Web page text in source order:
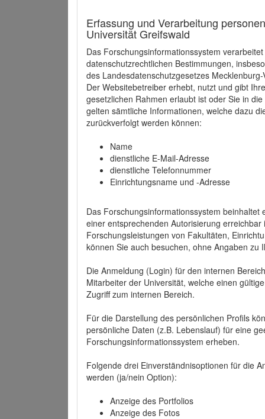
Erfassung und Verarbeitung
Universität Greifswald
Das Forschungsinformationssystem
datenschutzrechtlichen Bestimmungen,
des Landesdatenschutzgesetzes
Der Websitebetreiber erhebt, nutzt und gibt
gesetzlichen Rahmen erlaubt ist oder Sie in
gelten sämtliche Informationen, welche dazu
zurückverfolgt werden können:
Name
dienstliche E-Mail-Adresse
dienstliche Telefonnummer
Einrichtungsname und -Adresse
Das Forschungsinformationssystem beinhaltet
einer entsprechenden Autorisierung
Forschungsleistungen von Fakultäten,
können Sie auch besuchen, ohne Angaben zu
Die Anmeldung (Login) für den internen
Mitarbeiter der Universität, welche einen
Zugriff zum internen Bereich.
Für die Darstellung des persönlichen Profils
persönliche Daten (z.B. Lebenslauf) für eine
Forschungsinformationssystem erheben.
Folgende drei Einverständnisoptionen für die
werden (ja/nein Option):
Anzeige des Portfolios
Anzeige des Fotos